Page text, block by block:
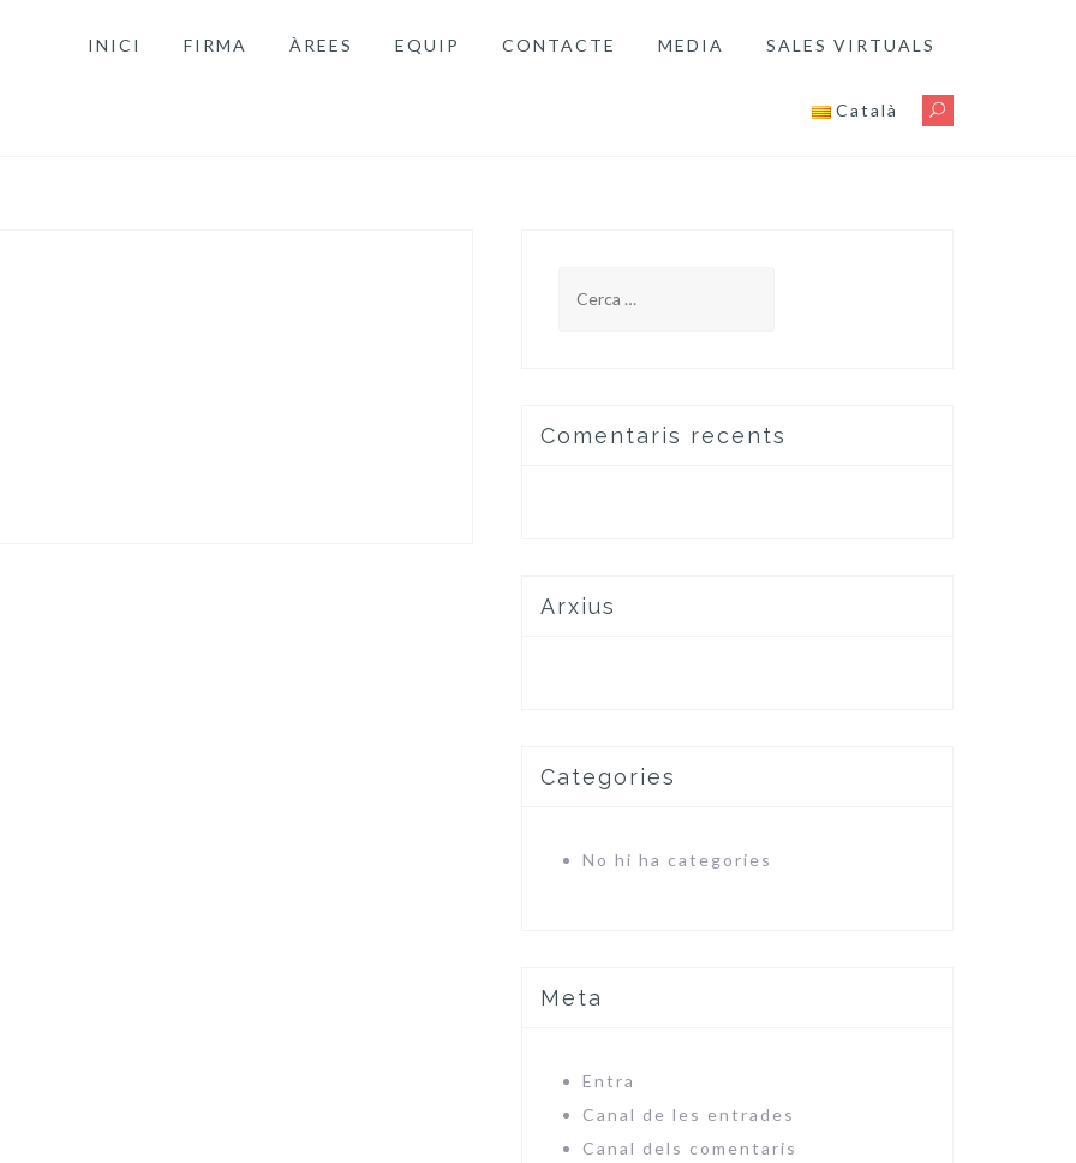
INICI FIRMA ÀREES EQUIP CONTACTE MEDIA SALES VIRTUALS
Català
Comentaris recents
Arxius
Categories
No hi ha categories
Meta
Entra
Canal de les entrades
Canal dels comentaris